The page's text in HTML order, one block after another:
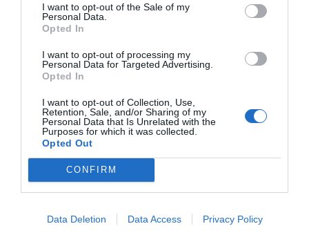
I want to opt-out of the Sale of my
Personal Data.
Opted In
I want to opt-out of processing my
Personal Data for Targeted Advertising.
Opted In
I want to opt-out of Collection, Use,
Retention, Sale, and/or Sharing of my
Personal Data that Is Unrelated with the
Purposes for which it was collected.
Opted Out
CONFIRM
Data Deletion Data Access Privacy Policy
2Playbook Club2P